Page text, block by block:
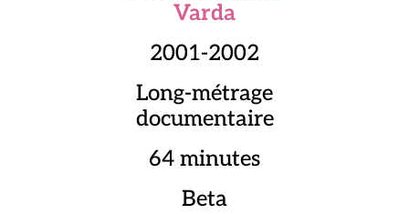
Varda
2001-2002
Long-métrage
documentaire
64 minutes
Beta